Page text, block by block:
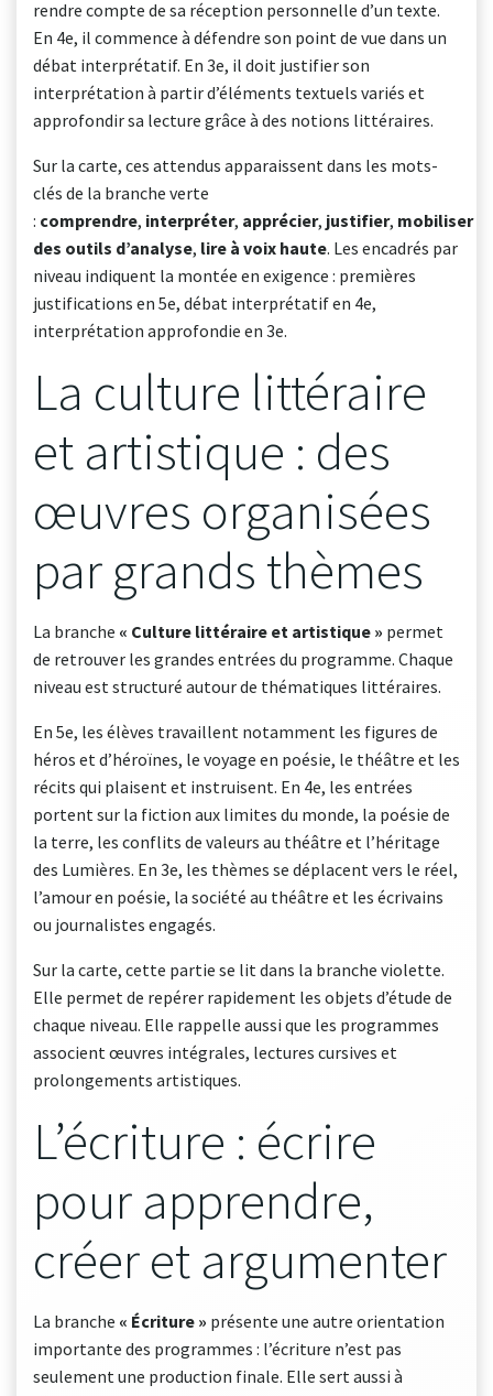
rendre compte de sa réception personnelle d’un texte.
En 4e, il commence à défendre son point de vue dans un
débat interprétatif. En 3e, il doit justifier son
interprétation à partir d’éléments textuels variés et
approfondir sa lecture grâce à des notions littéraires.
Sur la carte, ces attendus apparaissent dans les mots-
clés de la branche verte
: comprendre, interpréter, apprécier, justifier, mobiliser
des outils d’analyse, lire à voix haute. Les encadrés par
niveau indiquent la montée en exigence : premières
justifications en 5e, débat interprétatif en 4e,
interprétation approfondie en 3e.
La culture littéraire
et artistique : des
œuvres organisées
par grands thèmes
La branche « Culture littéraire et artistique » permet
de retrouver les grandes entrées du programme. Chaque
niveau est structuré autour de thématiques littéraires.
En 5e, les élèves travaillent notamment les figures de
héros et d’héroïnes, le voyage en poésie, le théâtre et les
récits qui plaisent et instruisent. En 4e, les entrées
portent sur la fiction aux limites du monde, la poésie de
la terre, les conflits de valeurs au théâtre et l’héritage
des Lumières. En 3e, les thèmes se déplacent vers le réel,
l’amour en poésie, la société au théâtre et les écrivains
ou journalistes engagés.
Sur la carte, cette partie se lit dans la branche violette.
Elle permet de repérer rapidement les objets d’étude de
chaque niveau. Elle rappelle aussi que les programmes
associent œuvres intégrales, lectures cursives et
prolongements artistiques.
L’écriture : écrire
pour apprendre,
créer et argumenter
La branche « Écriture » présente une autre orientation
importante des programmes : l’écriture n’est pas
seulement une production finale. Elle sert aussi à